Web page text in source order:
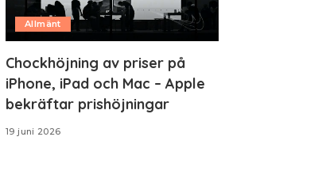
Allmänt
Chockhöjning av priser på
iPhone, iPad och Mac – Apple
bekräftar prishöjningar
19 juni 2026